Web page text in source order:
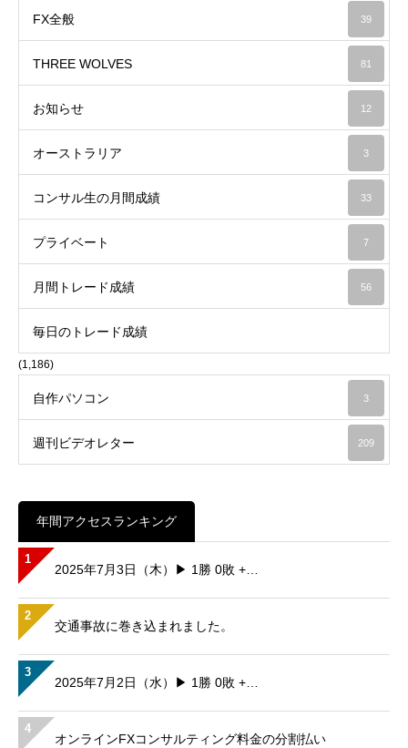
FX全般 39
THREE WOLVES 81
お知らせ 12
オーストラリア 3
コンサル生の月間成績 33
プライベート 7
月間トレード成績 56
毎日のトレード成績
(1,186)
自作パソコン 3
週刊ビデオレター 209
年間アクセスランキング
1
2025年7月3日（木）▶ 1勝 0敗 +…
2
交通事故に巻き込まれました。
3
2025年7月2日（水）▶ 1勝 0敗 +…
4
オンラインFXコンサルティング料金の分割払い